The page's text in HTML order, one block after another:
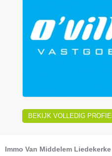
BEKIJK VOLLEDIG PROFIEL
Immo Van Middelem Liedekerke